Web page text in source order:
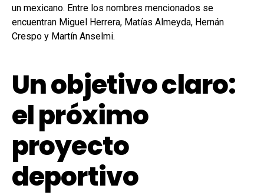
un mexicano. Entre los nombres mencionados se
encuentran Miguel Herrera, Matías Almeyda, Hernán
Crespo y Martín Anselmi.
Un objetivo claro:
el próximo
proyecto
deportivo